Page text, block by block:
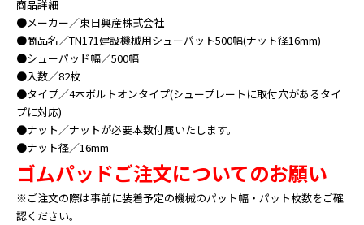
商品詳細
●メーカー／東日興産株式会社
●商品名／TN171建設機械用シューパット500幅(ナット径16mm)
●シューパッド幅／500幅
●入数／82枚
●タイプ／4本ボルトオンタイプ(シュープレートに取付穴があるタイ
プに対応)
●ナット／ナットが必要本数付属いたします。
●ナット径／16mm
ゴムパッドご注文についてのお願い
※ご注文の際は事前に装着予定の機械のパット幅・パット枚数をご確
認ください。